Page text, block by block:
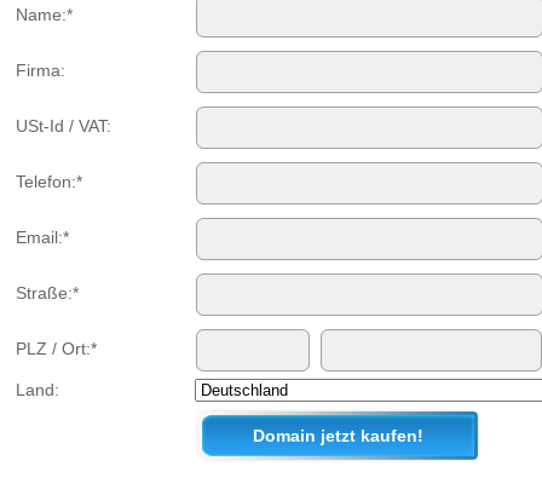
Name:*
Firma:
USt-Id / VAT:
Telefon:*
Email:*
Straße:*
PLZ / Ort:*
Land: